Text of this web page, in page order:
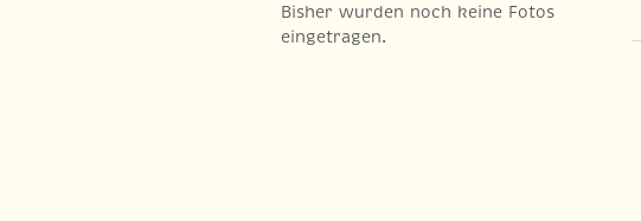
Bisher wurden noch keine Fotos
eingetragen.